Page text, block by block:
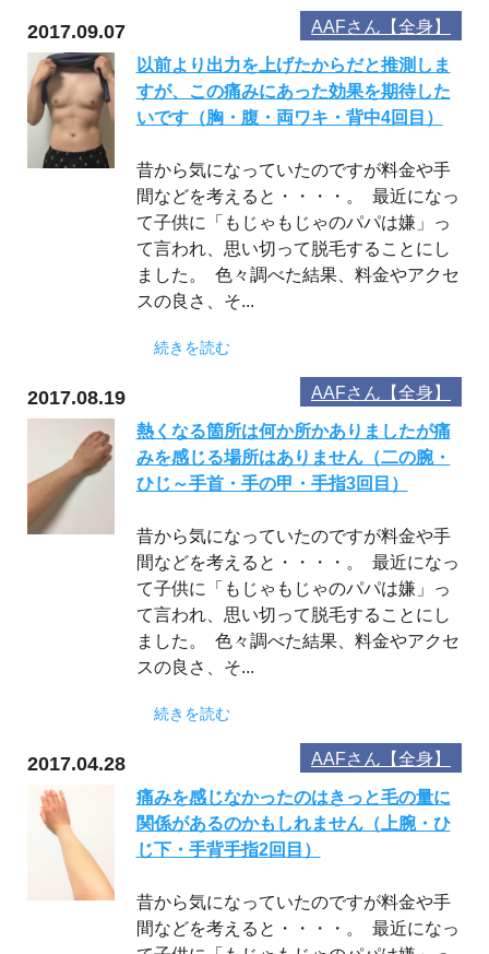
2017.09.07 AAFさん【全身】
以前より出力を上げたからだと推測しま
すが、この痛みにあった効果を期待した
いです（胸・腹・両ワキ・背中4回目）
昔から気になっていたのですが料金や手
間などを考えると・・・・。 最近になっ
て子供に「もじゃもじゃのパパは嫌」っ
て言われ、思い切って脱毛することにし
ました。 色々調べた結果、料金やアクセ
スの良さ、そ...
続きを読む
2017.08.19 AAFさん【全身】
熱くなる箇所は何か所かありましたが痛
みを感じる場所はありません（二の腕・
ひじ～手首・手の甲・手指3回目）
昔から気になっていたのですが料金や手
間などを考えると・・・・。 最近になっ
て子供に「もじゃもじゃのパパは嫌」っ
て言われ、思い切って脱毛することにし
ました。 色々調べた結果、料金やアクセ
スの良さ、そ...
続きを読む
2017.04.28 AAFさん【全身】
痛みを感じなかったのはきっと毛の量に
関係があるのかもしれません（上腕・ひ
じ下・手背手指2回目）
昔から気になっていたのですが料金や手
間などを考えると・・・・。 最近になっ